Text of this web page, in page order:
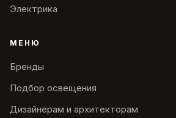
Электрика
МЕНЮ
Бренды
Подбор освещения
Дизайнерам и архитекторам